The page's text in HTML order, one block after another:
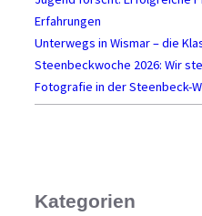
Erfahrungen
Unterwegs in Wismar – die
Steenbeckwoche 2026: Wir
Fotografie in der Steenbeck-
Kategorien